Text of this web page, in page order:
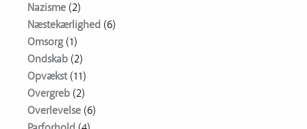
Nazisme (2)
Næstekærlighed (6)
Omsorg(1)
Ondskab (2)
Opvækst(11)
Overgreb (2)
Overlevelse (6)